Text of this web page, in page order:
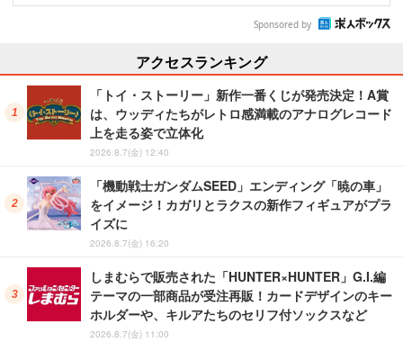
Sponsored by
アクセスランキング
「トイ・ストーリー」新作一番くじが発売決定！A賞
は、ウッディたちがレトロ感満載のアナログレコード
上を走る姿で立体化
2026.8.7(金) 12:40
「機動戦士ガンダムSEED」エンディング「暁の車」
をイメージ！カガリとラクスの新作フィギュアがプラ
イズに
2026.8.7(金) 16:20
しまむらで販売された「HUNTER×HUNTER」G.I.編
テーマの一部商品が受注再販！カードデザインのキー
ホルダーや、キルアたちのセリフ付ソックスなど
2026.8.7(金) 11:00